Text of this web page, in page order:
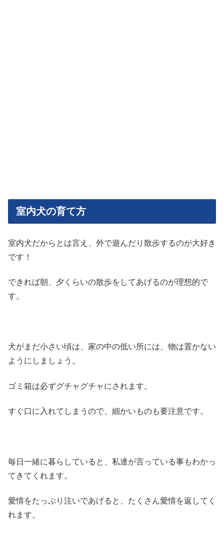
室内犬の育て方
室内犬だからとは言え、外で遊んだり散歩するのが大好き
です！
できれば朝、夕くらいの散歩をしてあげるのが理想的で
す。
犬がまだ小さい頃は、家の中の低い所には、物は置かない
ようにしましょう。
ゴミ箱は必ずグチャグチャにされます。
すぐ口に入れてしまうので、細かいものも要注意です。
毎日一緒に暮らしていると、私達が言っている事もわかっ
てきてくれます。
愛情をたっぷり注いであげると、たくさん愛情を返してく
れます。